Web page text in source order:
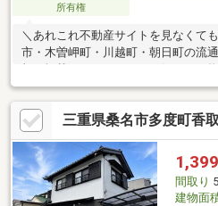
所有権
＼あれこれ不動産サイトを見なくて
市・木曽岬町・川越町・朝日町の流
度学園（小中一貫校）◆Kバス「香
2台可能◆全居室6帖以上◆キッチン
クリックすると、詳細をご覧いただ
＝＝＝＝＝＝＝＝＝＝＝＝＝＝＝＝
び！》豊富な銀行金利情報を持って
とりのある資金計画をご提案できま
＝＝＝＝＝＝＝＝＝＝＝＝＝＝
三重県桑名市多度町香
1,399
間取り
建物面